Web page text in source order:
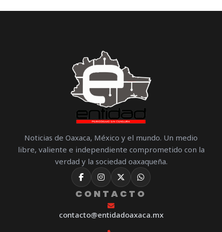
Noticias de Oaxaca, México y el mundo. Un medio
libre, valiente e independiente comprometido con la
verdad y la sociedad oaxaqueña.
CONTACTO
contacto@entidadoaxaca.mx